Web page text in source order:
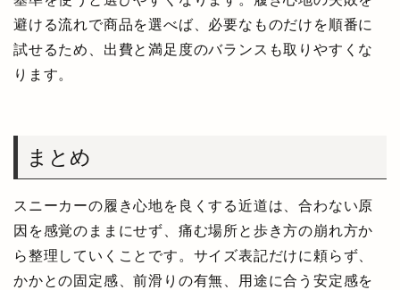
避ける流れで商品を選べば、必要なものだけを順番に
試せるため、出費と満足度のバランスも取りやすくな
ります。
まとめ
スニーカーの履き心地を良くする近道は、合わない原
因を感覚のままにせず、痛む場所と歩き方の崩れ方か
ら整理していくことです。サイズ表記だけに頼らず、
かかとの固定感、前滑りの有無、用途に合う安定感を